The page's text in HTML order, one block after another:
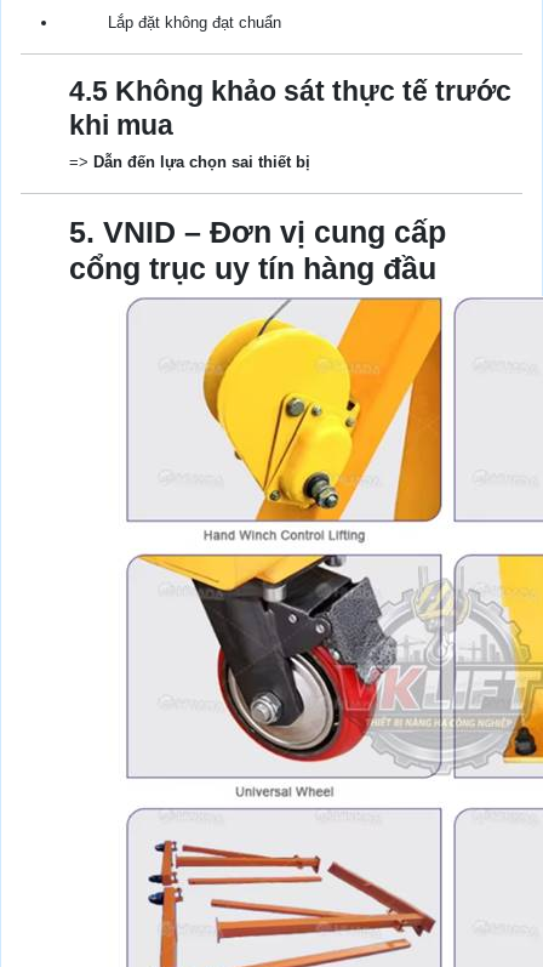
Lắp đặt không đạt chuẩn
4.5 Không khảo sát thực tế trước
khi mua
=> Dẫn đến lựa chọn sai thiết bị
5. VNID – Đơn vị cung cấp
cổng trục uy tín hàng đầu